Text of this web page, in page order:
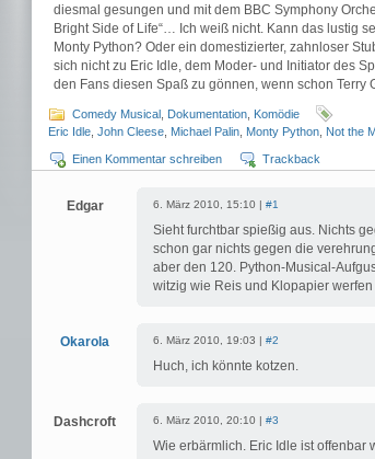
diesmal gesungen und mit dem BBC Symphony
Bright Side of Life“… Ich weiß nicht. Kann das lustig
Monty Python? Oder ein domestizierter, zahnloser
sich nicht zu Eric Idle, dem Moder- und Initiator des
den Fans diesen Spaß zu gönnen, wenn schon
Comedy Musical Dokumentation Komödie
Eric Idle John Cleese Michael Palin Monty Python Not the
Einen Kommentar schreiben Trackback
Edgar 6. März 2010, 15:10 | #1
Sieht furchtbar spießig aus. Nichts
schon gar nichts gegen die
aber den 120. Python-Musical-
witzig wie Reis und Klopapier
Okarola 6. März 2010, 19:03 | #2
Huch, ich könnte kotzen.
Dashcroft 6. März 2010, 20:10 | #3
Wie erbärmlich. Eric Idle ist offenbar